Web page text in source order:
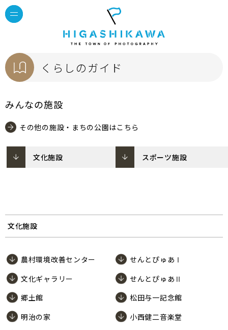
くらしのガイド
みんなの施設
その他の施設・まちの公園はこちら
文化施設 スポーツ施設
文化施設
農村環境改善センター
文化ギャラリー
郷土館
明治の家
せんとぴゅあⅠ
せんとぴゅあⅡ
松田与一記念館
小西健二音楽堂